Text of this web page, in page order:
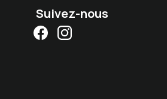
Suivez-nous